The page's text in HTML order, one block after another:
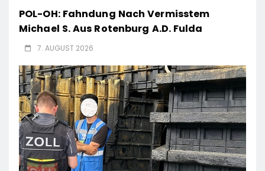
POL-OH: Fahndung Nach Vermisstem
Michael S. Aus Rotenburg A.d. Fulda
7. AUGUST 2026